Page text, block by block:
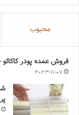
محبوب
فروش عمده پودر کاکائو 10-12% (PH7)
2023-11-07